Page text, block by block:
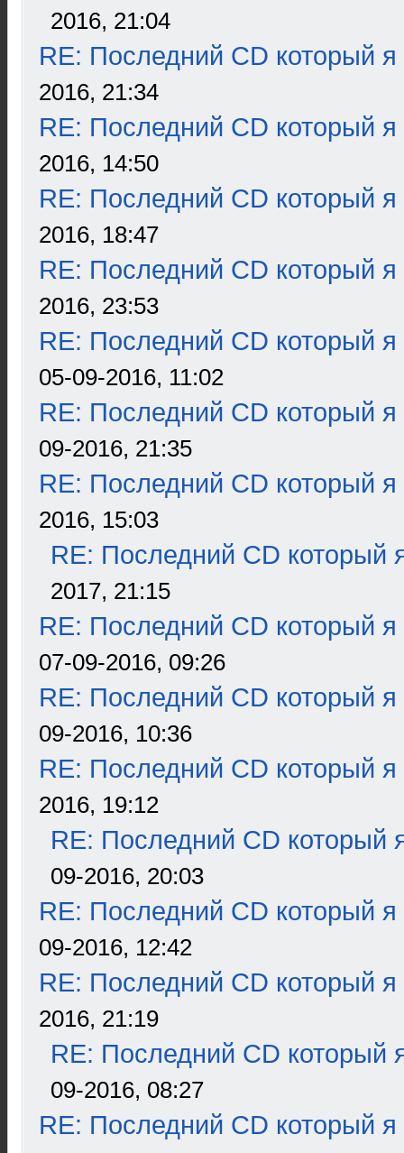
2016, 21:04
RE: Последний CD который я
2016, 21:34
RE: Последний CD который я
2016, 14:50
RE: Последний CD который я
2016, 18:47
RE: Последний CD который я
2016, 23:53
RE: Последний CD который я
05-09-2016, 11:02
RE: Последний CD который я
09-2016, 21:35
RE: Последний CD который я
2016, 15:03
RE: Последний CD который
2017, 21:15
RE: Последний CD который я
07-09-2016, 09:26
RE: Последний CD который я
09-2016, 10:36
RE: Последний CD который я
2016, 19:12
RE: Последний CD который
09-2016, 20:03
RE: Последний CD который я
09-2016, 12:42
RE: Последний CD который я
2016, 21:19
RE: Последний CD который
09-2016, 08:27
RE: Последний CD который я